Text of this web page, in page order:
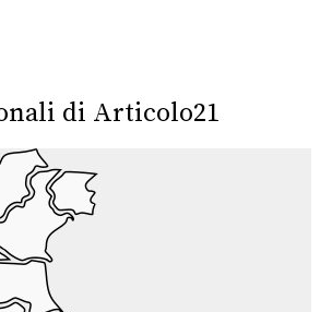
di Articolo21